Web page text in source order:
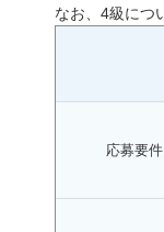
なお、4級につ
応募要件